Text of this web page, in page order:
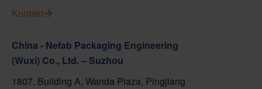
Kontakt
China - Nefab Packaging Engineering
(Wuxi) Co., Ltd. – Suzhou
1807, Building A, Wanda Plaza, Pingjiang